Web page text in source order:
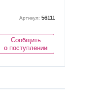
Артикул: 56111
Сообщить
о поступлении